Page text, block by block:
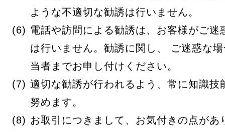
ような不適切な勧誘は行いません。
電話や訪問による勧誘は、お客様がご迷
は行いません。勧誘に関し、 ご迷惑な
当者までお申し付けください。
適切な勧誘が行われるよう、常に知識技
努めます。
お取引につきまして、お気付きの点があ